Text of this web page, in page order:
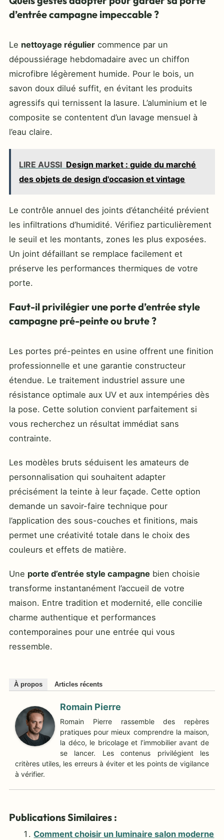
d’entrée campagne impeccable ?
Le nettoyage régulier commence par un
dépoussiérage hebdomadaire avec un chiffon
microfibre légèrement humide. Pour le bois, un
savon doux dilué suffit, en évitant les produits
agressifs qui ternissent la lasure. L’aluminium et le
composite se contentent d’un lavage mensuel à
l’eau claire.
LIRE AUSSI Design market : guide du marché
des objets de design d'occasion et vintage
Le contrôle annuel des joints d’étanchéité prévient
les infiltrations d’humidité. Vérifiez particulièrement
le seuil et les montants, zones les plus exposées.
Un joint défaillant se remplace facilement et
préserve les performances thermiques de votre
porte.
Faut-il privilégier une porte d’entrée style
campagne pré-peinte ou brute ?
Les portes pré-peintes en usine offrent une finition
professionnelle et une garantie constructeur
étendue. Le traitement industriel assure une
résistance optimale aux UV et aux intempéries dès
la pose. Cette solution convient parfaitement si
vous recherchez un résultat immédiat sans
contrainte.
Les modèles bruts séduisent les amateurs de
personnalisation qui souhaitent adapter
précisément la teinte à leur façade. Cette option
demande un savoir-faire technique pour
l’application des sous-couches et finitions, mais
permet une créativité totale dans le choix des
couleurs et effets de matière.
Une porte d’entrée style campagne bien choisie
transforme instantanément l’accueil de votre
maison. Entre tradition et modernité, elle concilie
charme authentique et performances
contemporaines pour une entrée qui vous
ressemble.
À propos Articles récents
Romain Pierre
Romain Pierre rassemble des repères
pratiques pour mieux comprendre la maison,
la déco, le bricolage et l’immobilier avant de
se lancer. Les contenus privilégient les
critères utiles, les erreurs à éviter et les points de vigilance
à vérifier.
Publications Similaires :
Comment choisir un luminaire salon moderne